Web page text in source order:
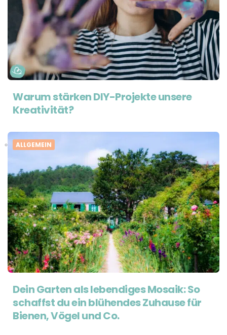
Warum stärken DIY-Projekte unsere
Kreativität?
ALLGEMEIN
Dein Garten als lebendiges Mosaik: So
schaffst du ein blühendes Zuhause für
Bienen, Vögel und Co.